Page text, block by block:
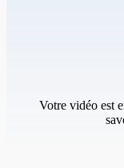
Votre vidéo est